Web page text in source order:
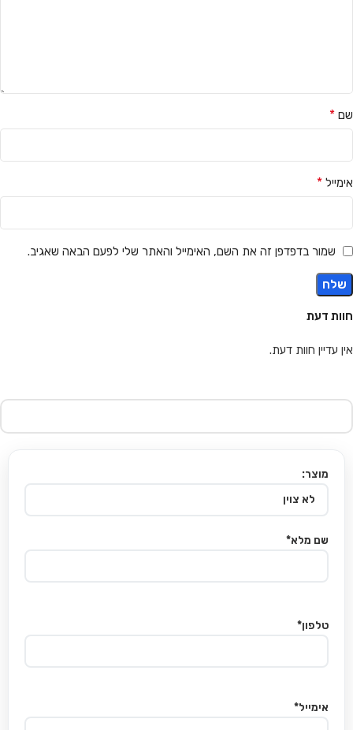
חוות דעת
אין עדיין חוות דעת.
שם *
אימייל *
שמור בדפדפן זה את השם, האימייל והאתר שלי לפעם הבאה שאגיב.
מוצר:
שם מלא*
טלפון*
אימייל*